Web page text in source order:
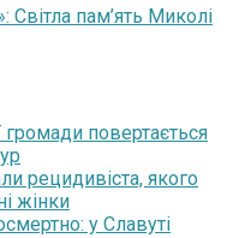
Світла пам’ять Миколі
повертається
рецидивіста, якого
жінки
у Славуті